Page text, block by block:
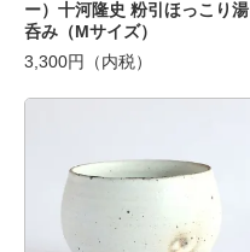
ー）十河隆史 粉引ほっこり湯
呑み（Mサイズ）
3,300円（内税）